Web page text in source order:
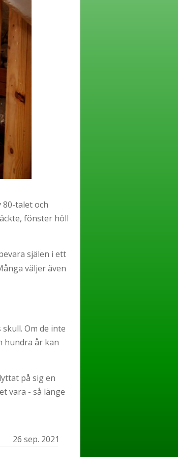
80-talet och
fönster höll
själen i ett
väljer även
Om de inte
hundra år kan
på sig en
vara - så länge
26 sep. 2021